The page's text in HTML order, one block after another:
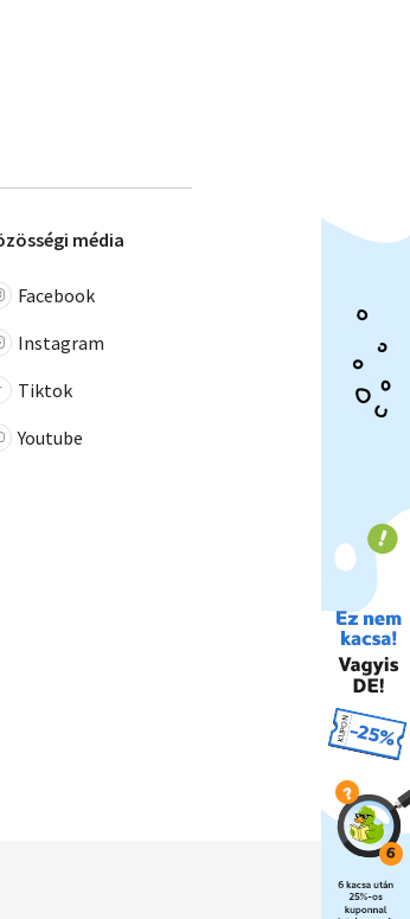
média
Facebook
Instagram
Tiktok
Youtube